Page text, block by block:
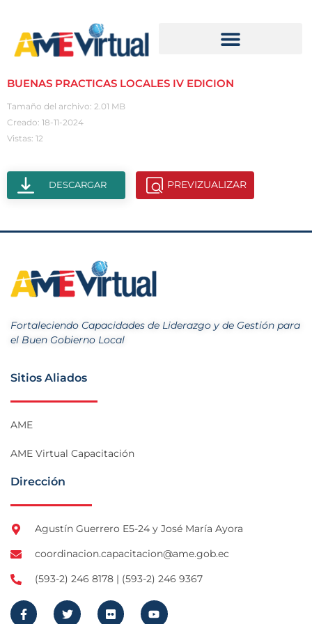
BUENAS PRACTICAS LOCALES IV EDICION
Tamaño del archivo: 2.01 MB
Creado: 18-11-2024
Vistas: 12
DESCARGAR PREVIZUALIZAR
Fortaleciendo Capacidades de Liderazgo y de Gestión para
el Buen Gobierno Local
Sitios Aliados
AME
AME Virtual Capacitación
Dirección
Agustín Guerrero E5-24 y José María Ayora
coordinacion.capacitacion@ame.gob.ec
(593-2) 246 8178 | (593-2) 246 9367